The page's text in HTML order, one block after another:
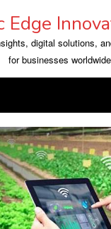
Edge
digital solutions,
for businesses